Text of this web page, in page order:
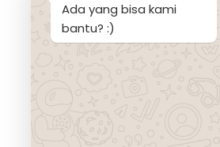
Ada yang bisa kami
bantu? :)